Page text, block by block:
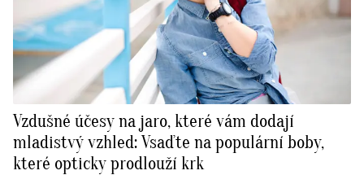
Vzdušné účesy na jaro, které vám dodají
mladistvý vzhled: Vsaďte na populární boby,
které opticky prodlouží krk